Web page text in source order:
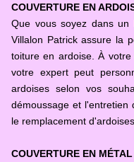
COUVERTURE EN
Que vous soyez dans un
Villalon Patrick assure la
toiture en ardoise. À
votre expert peut
ardoises selon vos
démoussage et
le remplacement
COUVERTURE EN MÉTAL